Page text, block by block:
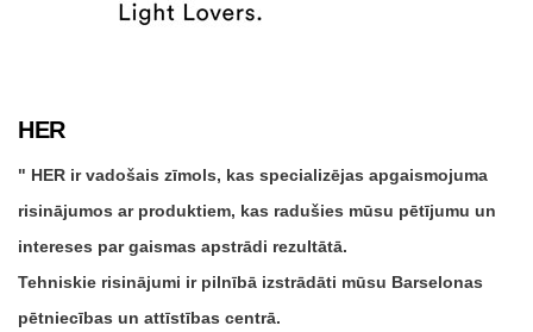
HER
HER ir vadošais zīmols, kas specializējas apgaismojuma
risinājumos ar produktiem, kas radušies mūsu pētījumu un
intereses par gaismas apstrādi rezultātā.
Tehniskie risinājumi ir pilnībā izstrādāti mūsu Barselonas
pētniecības un attīstības centrā.